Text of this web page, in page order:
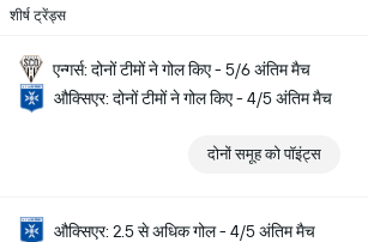
शीर्ष ट्रेंड्स
एन्गर्स: दोनों टीमों ने गोल किए - 5/6 अंतिम मैच
औक्सिएर: दोनों टीमों ने गोल किए - 4/5 अंतिम मैच
दोनों समूह को पॉइंट्स
औक्सिएर: 2.5 से अधिक गोल - 4/5 अंतिम मैच